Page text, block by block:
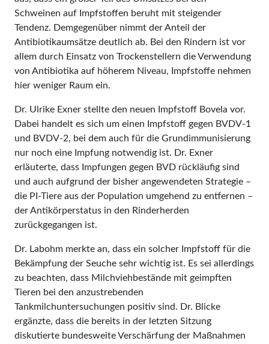
Schweinen auf Impfstoffen beruht mit steigender
Tendenz. Demgegenüber nimmt der Anteil der
Antibiotikaumsätze deutlich ab. Bei den Rindern ist vor
allem durch Einsatz von Trockenstellern die Verwendung
von Antibiotika auf höherem Niveau, Impfstoffe nehmen
hier weniger Raum ein.
Dr. Ulrike Exner stellte den neuen Impfstoff Bovela vor.
Dabei handelt es sich um einen Impfstoff gegen BVDV-1
und BVDV-2, bei dem auch für die Grundimmunisierung
nur noch eine Impfung notwendig ist. Dr. Exner
erläuterte, dass Impfungen gegen BVD rückläufig sind
und auch aufgrund der bisher angewendeten Strategie –
die PI-Tiere aus der Population umgehend zu entfernen –
der Antikörperstatus in den Rinderherden
zurückgegangen ist.
Dr. Labohm merkte an, dass ein solcher Impfstoff für die
Bekämpfung der Seuche sehr wichtig ist. Es sei allerdings
zu beachten, dass Milchviehbestände mit geimpften
Tieren bei den anzustrebenden
Tankmilchuntersuchungen positiv sind. Dr. Blicke
ergänzte, dass die bereits in der letzten Sitzung
diskutierte bundesweite Verschärfung der Maßnahmen